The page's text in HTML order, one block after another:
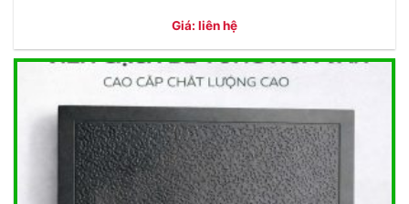
Giá: liên hệ